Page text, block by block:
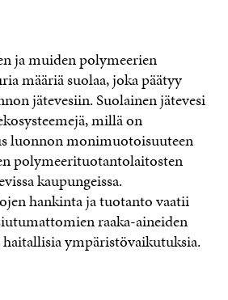
ja muiden polymeerien
määriä suolaa, joka päätyy
jätevesiin. Suolainen jätevesi
millä on
luonnon monimuotoisuuteen
polymeerituotantolaitosten
kaupungeissa.
hankinta ja tuotanto vaatii
raaka-aineiden
ympäristövaikutuksia.